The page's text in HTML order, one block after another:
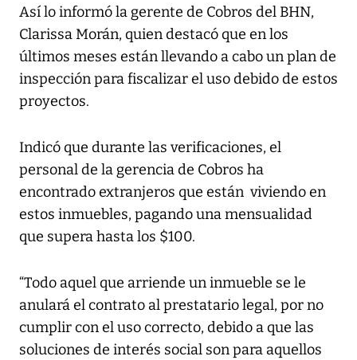
Así lo informó la gerente de Cobros del BHN,
Clarissa Morán, quien destacó que en los
últimos meses están llevando a cabo un plan de
inspección para fiscalizar el uso debido de estos
proyectos.
Indicó que durante las verificaciones, el
personal de la gerencia de Cobros ha
encontrado extranjeros que están viviendo en
estos inmuebles, pagando una mensualidad
que supera hasta los $100.
“Todo aquel que arriende un inmueble se le
anulará el contrato al prestatario legal, por no
cumplir con el uso correcto, debido a que las
soluciones de interés social son para aquellos